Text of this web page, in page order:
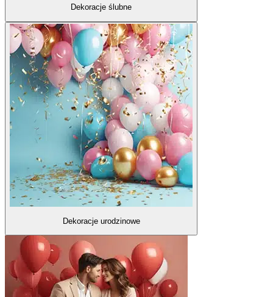
Dekoracje ślubne
Dekoracje urodzinowe